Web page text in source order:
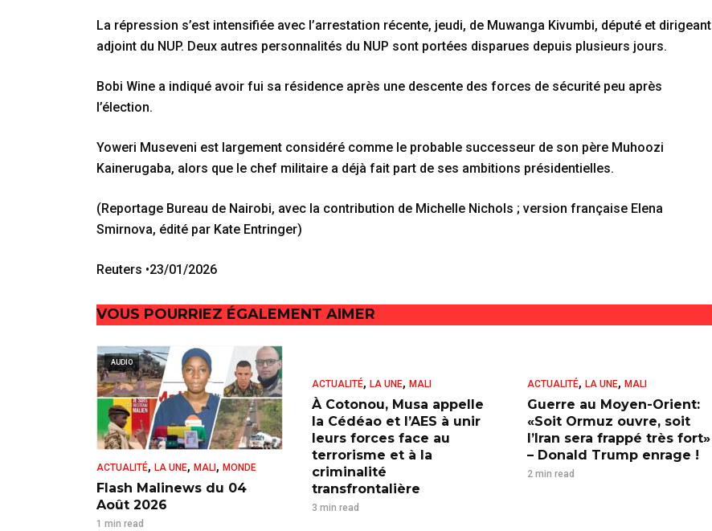
La répression s’est intensifiée avec l’arrestation récente, jeudi, de Muwanga Kivumbi, député et dirigeant
adjoint du NUP. Deux autres personnalités du NUP sont portées disparues depuis plusieurs jours.
Bobi Wine a indiqué avoir fui sa résidence après une descente des forces de sécurité peu après
l’élection.
Yoweri Museveni est largement considéré comme le probable successeur de son père Muhoozi
Kainerugaba, alors que le chef militaire a déjà fait part de ses ambitions présidentielles.
(Reportage Bureau de Nairobi, avec la contribution de Michelle Nichols ; version française Elena
Smirnova, édité par Kate Entringer)
Reuters •23/01/2026
VOUS POURRIEZ ÉGALEMENT AIMER
AUDIO
ACTUALITÉ, LA UNE, MALI , MONDE
Flash Malinews du 04
Août 2026
1 min read
ACTUALITÉ, LA UNE, MALI
À Cotonou, Musa appelle
la Cédéao et l’AES à unir
leurs forces face au
terrorisme et à la
criminalité
transfrontalière
3 min read
ACTUALITÉ, LA UNE, MALI
Guerre au Moyen-Orient:
«Soit Ormuz ouvre, soit
l’Iran sera frappé très fort»
– Donald Trump enrage !
2 min read